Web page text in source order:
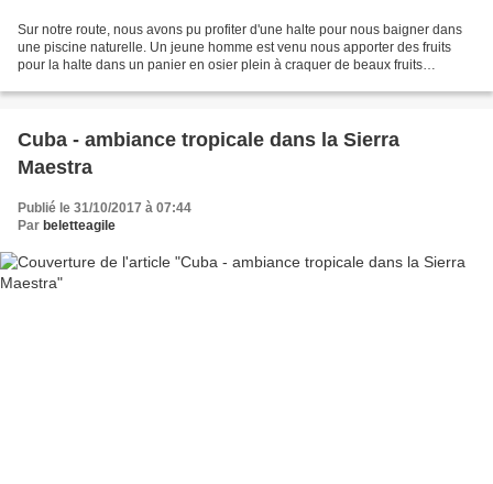
Sur notre route, nous avons pu profiter d'une halte pour nous baigner dans
une piscine naturelle. Un jeune homme est venu nous apporter des fruits
pour la halte dans un panier en osier plein à craquer de beaux fruits
Cuba - ambiance tropicale dans la Sierra
Maestra
Publié le 31/10/2017 à 07:44
Par beletteagile